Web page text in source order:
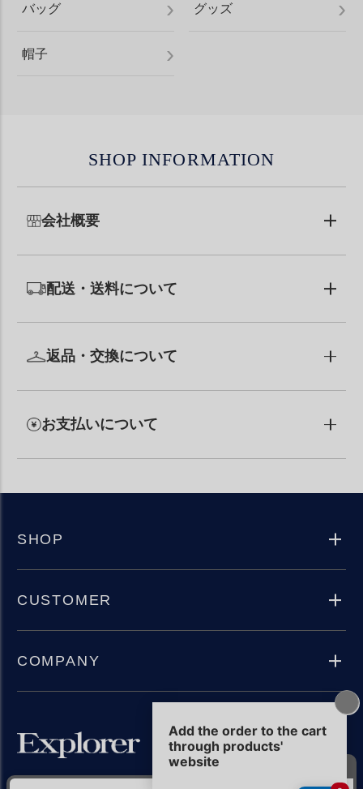
バッグ グッズ
帽子
SHOP INFORMATION
会社概要
配送・送料について
返品・交換について
お支払いについて
SHOP
CUSTOMER
COMPANY
Instagram